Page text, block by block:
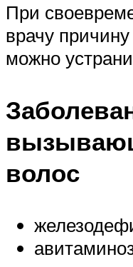
При
врачу
можно
волос